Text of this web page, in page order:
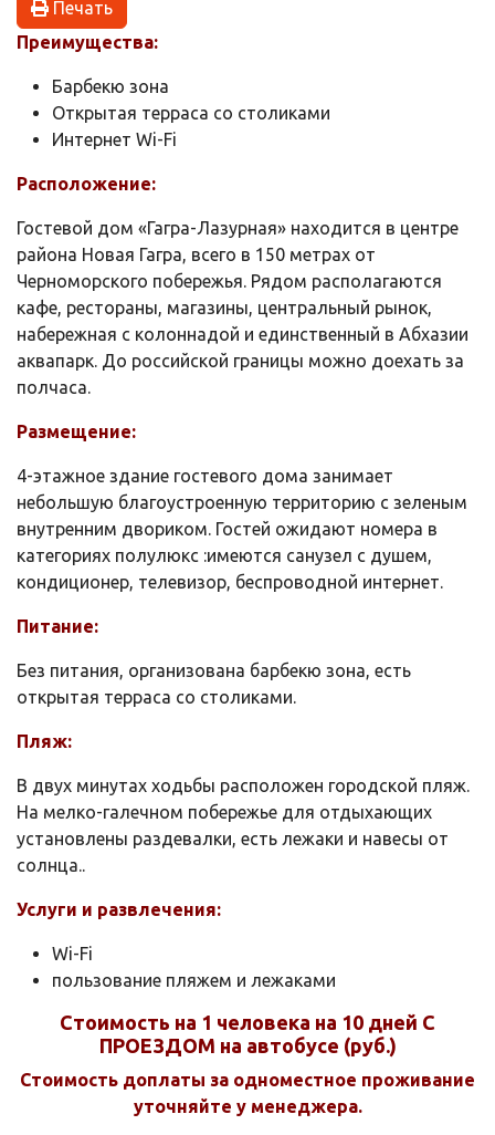
Печать
Преимущества:
Барбекю зона
Открытая терраса со столиками
Интернет Wi-Fi
Расположение:
Гостевой дом «Гагра-Лазурная» находится в центре
района Новая Гагра, всего в 150 метрах от
Черноморского побережья. Рядом располагаются
кафе, рестораны, магазины, центральный рынок,
набережная с колоннадой и единственный в Абхазии
аквапарк. До российской границы можно доехать за
полчаса.
Размещение:
4-этажное здание гостевого дома занимает
небольшую благоустроенную территорию с зеленым
внутренним двориком. Гостей ожидают номера в
категориях полулюкс :имеются санузел с душем,
кондиционер, телевизор, беспроводной интернет.
Питание:
Без питания, организована барбекю зона, есть
открытая терраса со столиками.
Пляж:
В двух минутах ходьбы расположен городской пляж.
На мелко-галечном побережье для отдыхающих
установлены раздевалки, есть лежаки и навесы от
солнца..
Услуги и развлечения:
Wi-Fi
пользование пляжем и лежаками
Стоимость на 1 человека на 10 дней С
ПРОЕЗДОМ на автобусе (руб.)
Стоимость доплаты за одноместное проживание
уточняйте у менеджера.